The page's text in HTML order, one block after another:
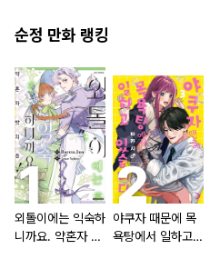
순정 만화 랭킹
외톨이에는 익숙하
니까요. 약혼자 방
야쿠자 때문에 목
욕탕에서 일하고